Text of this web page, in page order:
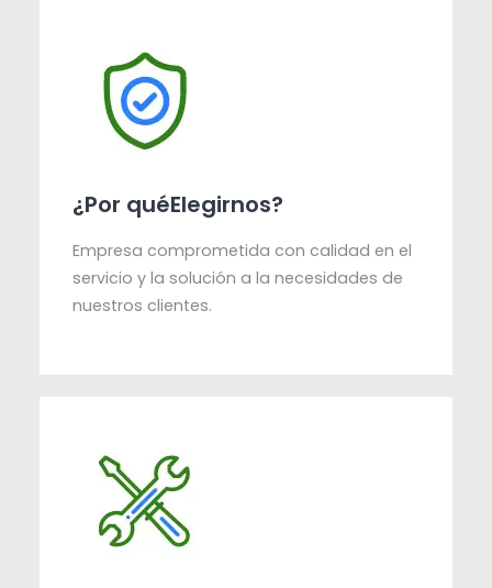
¿Por quéElegirnos?
Empresa comprometida con calidad en el
servicio y la solución a la necesidades de
nuestros clientes.